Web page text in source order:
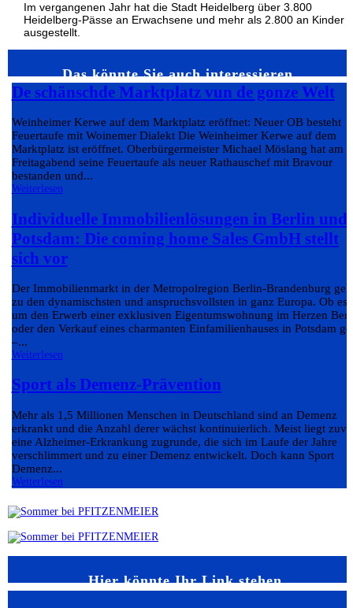
Im vergangenen Jahr hat die Stadt Heidelberg über 3.800
Heidelberg-Pässe an Erwachsene und mehr als 2.800 an Kinder
ausgestellt.
Das könnte Sie auch interessieren…
De schänschde Marktplatz vun de gonze Welt
Weinheimer Kerwe auf dem Marktplatz eröffnet: Neuer OB besteht
Feuertaufe mit Woinemer Dialekt Die Weinheimer Kerwe auf dem
Marktplatz ist eröffnet. Oberbürgermeister Michael Möslang hat am
Freitagabend seine Feuertaufe als neuer Rathauschef mit Bravour
bestanden und...
Weiterlesen
Individuelle Immobilienlösungen in Berlin und
Potsdam: Die coming home Sales GmbH stellt
sich vor
Der Immobilienmarkt in der Metropolregion Berlin-Brandenburg
zu den dynamischsten und anspruchsvollsten in ganz Europa. Ob es
um den Erwerb einer exklusiven Eigentumswohnung im Herzen
oder den Verkauf eines charmanten Einfamilienhauses in Potsdam
–...
Weiterlesen
Sport als Demenz-Prävention
Mehr als 1,5 Millionen Menschen in Deutschland sind an Demenz
erkrankt und die Anzahl derer wächst kontinuierlich. Meist liegt
eine Alzheimer-Erkrankung zugrunde, die sich im Laufe der Jahre
verschlimmert und zu einer Demenz entwickelt. Doch kann Sport
Demenz...
Weiterlesen
Hier könnte Ihr Link stehen